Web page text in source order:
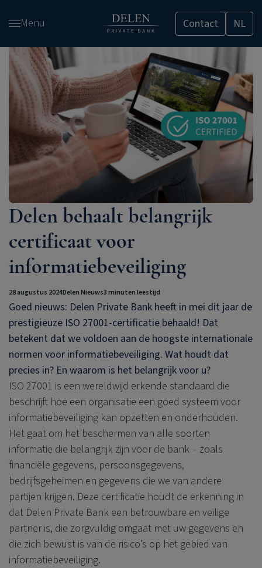
en
inhoud
gaan
Menu Contact NL
Delen behaalt belangrijk
certificaat voor
informatiebeveiliging
28 augustus 2024Delen Nieuws3 minuten leestijd
Goed nieuws: Delen Private Bank heeft in mei dit jaar de
prestigieuze ISO 27001-certificatie behaald! Dat
betekent dat we voldoen aan de hoogste internationale
normen voor informatiebeveiliging. Wat houdt dat
precies in? En waarom is het belangrijk voor u?
ISO 27001 is een wereldwijd erkende standaard die
beschrijft hoe een organisatie een goed systeem voor
informatiebeveiliging kan opzetten en onderhouden.
Het gaat om het beschermen van alle soorten
informatie die belangrijk zijn voor de bank – zoals
financiële gegevens, persoonsgegevens,
bedrijfsgeheimen en gegevens die we van andere
partijen krijgen. Deze certificatie houdt de erkenning in
dat Delen Private Bank een betrouwbare en veilige
partner is, die zorgvuldig omgaat met uw gegevens en
die zich bewust is van de risico’s op het gebied van
informatiebeveiliging.